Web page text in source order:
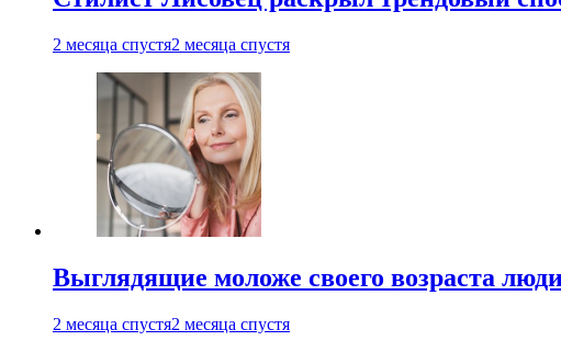
2 месяца спустя2 месяца спустя
Выглядящие моложе своего возраста
2 месяца спустя2 месяца спустя